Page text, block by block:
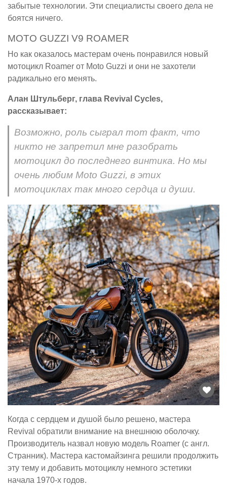
забытые технологии. Эти специалисты своего дела не
боятся ничего.
MOTO GUZZI V9 ROAMER
Но как оказалось мастерам очень понравился новый
мотоцикл Roamer от Moto Guzzi и они не захотели
радикально его менять.
Алан Штульберг, глава Revival Cycles,
рассказывает:
Возможно, роль сыграл тот факт, что
никто не запретил мне разобрать
мотоцикл до последнего винтика. Но мы
очень любим Moto Guzzi, в этих
мотоциклах так много сердца и души.
Когда с сердцем и душой было решено, мастера
Revival обратили внимание на внешнюю оболочку.
Производитель назвал новую модель Roamer (с англ.
Странник). Мастера кастомайзинга решили продолжить
эту тему и добавить мотоциклу немного эстетики
начала 1970-х годов.